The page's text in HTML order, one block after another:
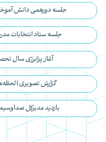
جلسه دورهمی دانش
جلسه ستاد انتخابات
آغاز پرانرژی سال
گزارش تصویری |
بازدید مدیرکل